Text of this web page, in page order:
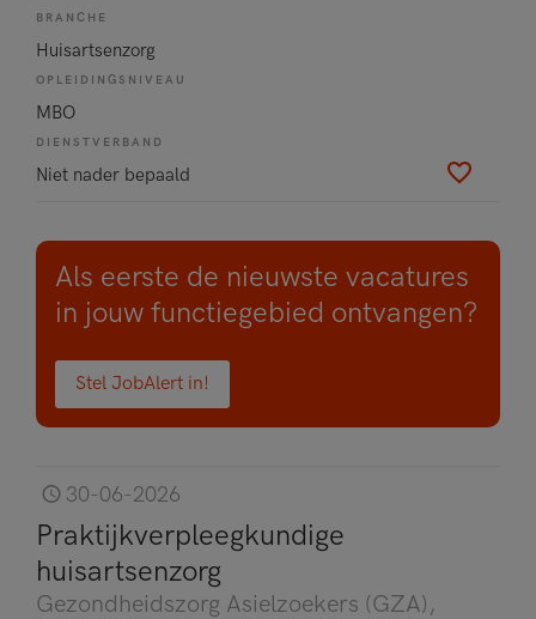
BRANCHE
Huisartsenzorg
OPLEIDINGSNIVEAU
MBO
DIENSTVERBAND
Niet nader bepaald
Als eerste de nieuwste vacatures
in jouw functiegebied ontvangen?
Stel JobAlert in!
30-06-2026
Praktijkverpleegkundige
huisartsenzorg
Gezondheidszorg Asielzoekers (GZA),